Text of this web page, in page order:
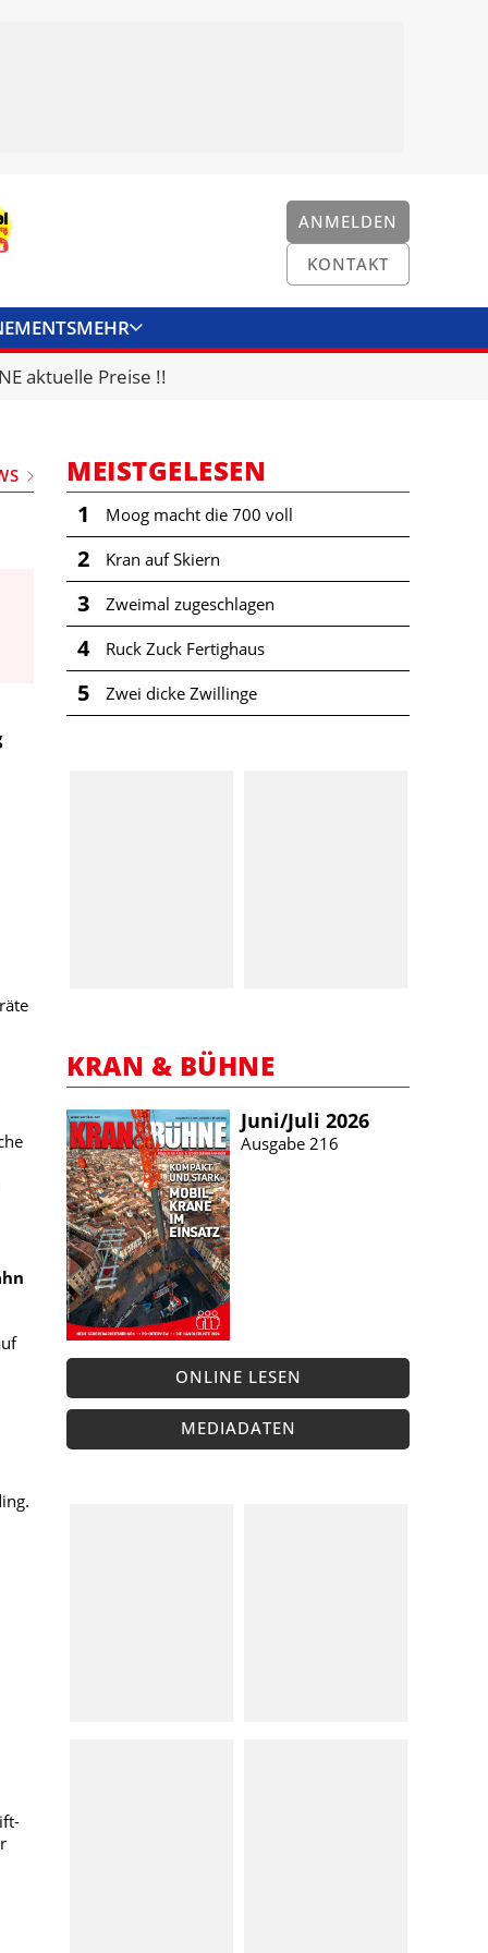
ANMELDEN
KONTAKT
MEHR
KONTAKT
aktuelle Preise !!
MEISTGELESEN
1 Moog macht die 700 voll
2 Kran auf Skiern
3 Zweimal zugeschlagen
4 Ruck Zuck Fertighaus
5 Zwei dicke Zwillinge
KRAN & BÜHNE
Juni/​Juli 2026
Ausgabe 216
ONLINE LESEN
MEDIADATEN